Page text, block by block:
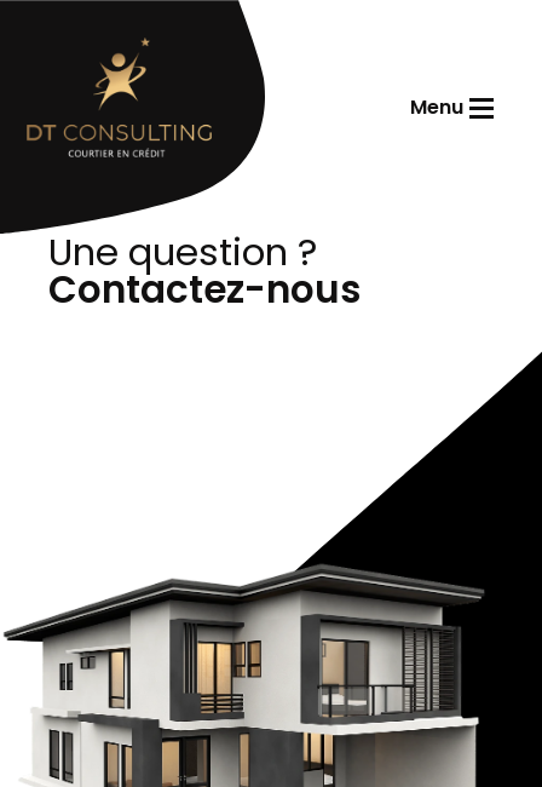
Menu
Une question ?
Contactez-nous